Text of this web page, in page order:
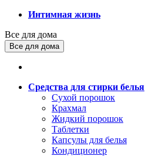
Интимная жизнь
Все для дома
Все для дома
Средства для стирки белья
Сухой порошок
Крахмал
Жидкий порошок
Таблетки
Капсулы для белья
Кондиционер